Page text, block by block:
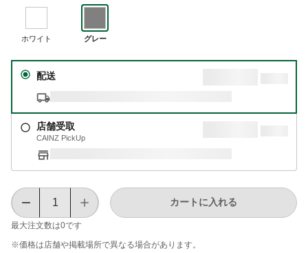
ホワイト グレー
配送
店舗受取
CAINZ PickUp
最大注文数は0です
カートに入れる
※価格は​店舗や​掲載場所で​異なる​場合が​あります。